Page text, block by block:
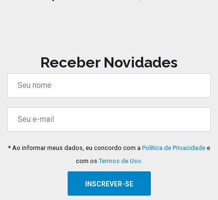
Receber Novidades
* Ao informar meus dados, eu concordo com a Política de Privacidadee
com os Termos de Uso.